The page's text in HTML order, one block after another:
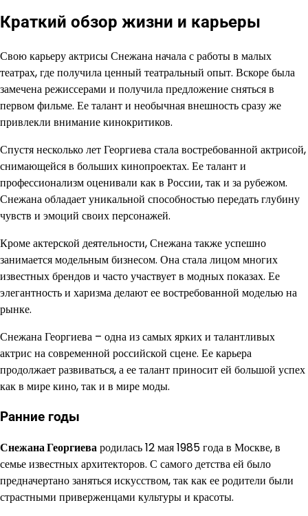
Краткий обзор жизни и карьеры
Свою карьеру актрисы Снежана начала с работы в малых
театрах, где получила ценный театральный опыт. Вскоре была
замечена режиссерами и получила предложение сняться в
первом фильме. Ее талант и необычная внешность сразу же
привлекли внимание кинокритиков.
Спустя несколько лет Георгиева стала востребованной актрисой,
снимающейся в больших кинопроектах. Ее талант и
профессионализм оценивали как в России, так и за рубежом.
Снежана обладает уникальной способностью передать глубину
чувств и эмоций своих персонажей.
Кроме актерской деятельности, Снежана также успешно
занимается модельным бизнесом. Она стала лицом многих
известных брендов и часто участвует в модных показах. Ее
элегантность и харизма делают ее востребованной моделью на
рынке.
Снежана Георгиева – одна из самых ярких и талантливых
актрис на современной российской сцене. Ее карьера
продолжает развиваться, а ее талант приносит ей большой успех
как в мире кино, так и в мире моды.
Ранние годы
Снежана Георгиевародилась 12 мая 1985 года в Москве, в
семье известных архитекторов. С самого детства ей было
предначертано заняться искусством, так как ее родители были
страстными приверженцами культуры и красоты.